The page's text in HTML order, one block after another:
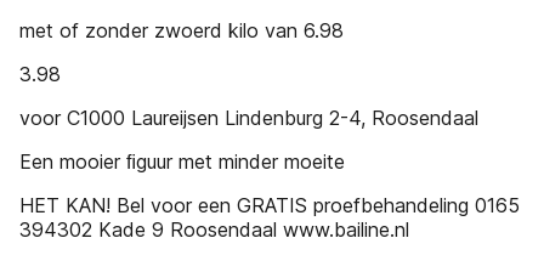
met of zonder zwoerd kilo van 6.98
3.98
voor C1000 Laureijsen Lindenburg 2-4, Roosendaal
Een mooier ﬁguur met minder moeite
HET KAN! Bel voor een GRATIS proefbehandeling 0165
394302 Kade 9 Roosendaal www.bailine.nl